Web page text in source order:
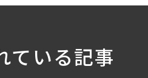
ている記事